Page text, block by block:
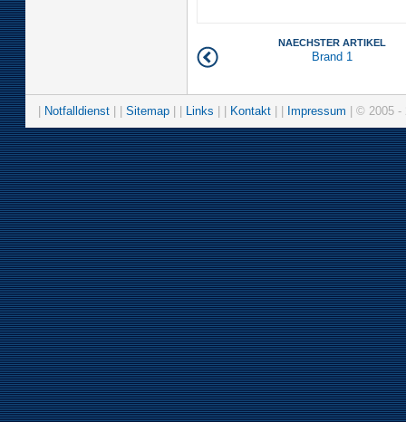
NAECHSTER ARTIKEL
Brand 1
Notfalldienst Sitemap Links Kontakt Impressum | © 2005 -